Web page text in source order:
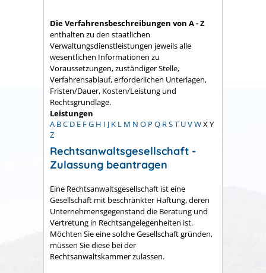
Die Verfahrensbeschreibungen von A - Z
enthalten zu den staatlichen
Verwaltungsdienstleistungen jeweils alle
wesentlichen Informationen zu
Voraussetzungen, zuständiger Stelle,
Verfahrensablauf, erforderlichen Unterlagen,
Fristen/Dauer, Kosten/Leistung und
Rechtsgrundlage.
Leistungen
A BC D E FG H I J K L M N O P Q RST UVWX Y
Z
Rechtsanwaltsgesellschaft -
Zulassung beantragen
Eine Rechtsanwaltsgesellschaft ist eine
Gesellschaft mit beschränkter Haftung, deren
Unternehmensgegenstand die Beratung und
Vertretung in Rechtsangelegenheiten ist.
Möchten Sie eine solche Gesellschaft gründen,
müssen Sie diese bei der
Rechtsanwaltskammer zulassen.